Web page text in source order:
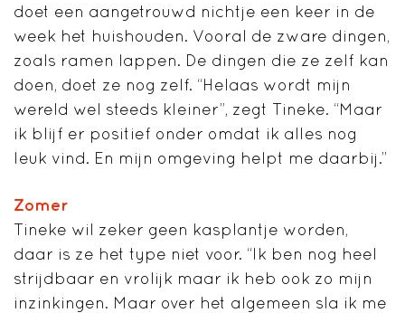
doet een aangetrouwd nichtje een keer in de
week het huishouden. Vooral de zware dingen,
zoals ramen lappen. De dingen die ze zelf kan
doen, doet ze nog zelf. “Helaas wordt mijn
wereld wel steeds kleiner”, zegt Tineke. “Maar
ik blijf er positief onder omdat ik alles nog
leuk vind. En mijn omgeving helpt me daarbij.”
Zomer
Tineke wil zeker geen kasplantje worden,
daar is ze het type niet voor. “Ik ben nog heel
strijdbaar en vrolijk maar ik heb ook zo mijn
inzinkingen. Maar over het algemeen sla ik me